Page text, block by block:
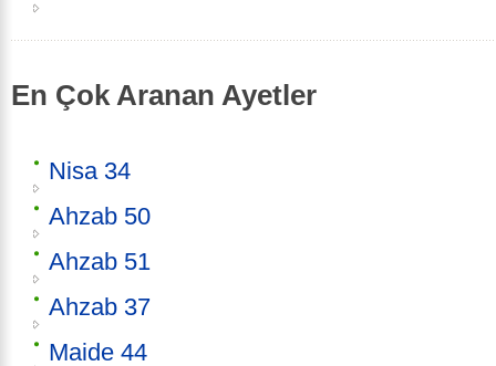
En Çok Aranan Ayetler
Nisa 34
Ahzab 50
Ahzab 51
Ahzab 37
Maide 44